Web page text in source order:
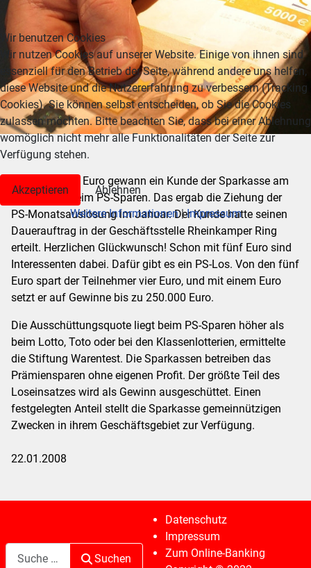
5000 Euro gewann ein Kunde der Sparkasse am
Niederrhein beim PS-Sparen. Das ergab die Ziehung der
PS-Monatsauslosung im Januar. Der Kunde hatte seinen
Dauerauftrag in der Geschäftsstelle Rheinkamper Ring
erteilt. Herzlichen Glückwunsch! Schon mit fünf Euro sind
Interessenten dabei. Dafür gibt es ein PS-Los. Von den fünf
Euro spart der Teilnehmer vier Euro, und mit einem Euro
setzt er auf Gewinne bis zu 250.000 Euro.
Die Ausschüttungsquote liegt beim PS-Sparen höher als
beim Lotto, Toto oder bei den Klassenlotterien, ermittelte
die Stiftung Warentest. Die Sparkassen betreiben das
Prämiensparen ohne eigenen Profit. Der größte Teil des
Loseinsatzes wird als Gewinn ausgeschüttet. Einen
festgelegten Anteil stellt die Sparkasse gemeinnützigen
Zwecken in ihrem Geschäftsgebiet zur Verfügung.
22.01.2008
Suchen
Datenschutz
Impressum
Zum Online-Banking
Wir benutzen Cookies
Wir nutzen Cookies auf unserer Website. Einige von ihnen sind
essenziell für den Betrieb der Seite, während andere uns helfen,
diese Website und die Nutzererfahrung zu verbessern (Tracking
Cookies). Sie können selbst entscheiden, ob Sie die Cookies
zulassen möchten. Bitte beachten Sie, dass bei einer Ablehnung
womöglich nicht mehr alle Funktionalitäten der Seite zur
Verfügung stehen.
Akzeptieren
Ablehnen
Weitere Informationen|Impressum